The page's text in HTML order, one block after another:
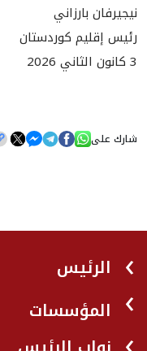
نيجيرفان بارزاني
رئيس إقليم كوردستان
3 كانون الثاني 2026
شارك على
الرئيس
المؤسسات